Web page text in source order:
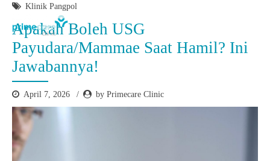
Klinik Pangpol
Apakah Boleh USG
Payudara/Mammae Saat Hamil? Ini
Jawabannya!
April 7, 2026 by Primecare Clinic